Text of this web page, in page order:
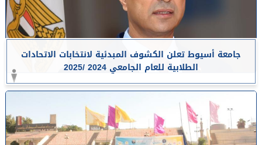
جامعة أسيوط تعلن الكشوف المبدئية لانتخابات الاتحادات
الطلابية للعام الجامعي 2024 /2025